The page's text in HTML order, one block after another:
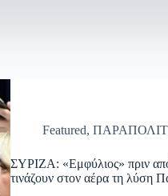
Featured,
ΣΥΡΙΖΑ: «Εμφύλιος» πριν
τινάζουν στον αέρα τη λύση